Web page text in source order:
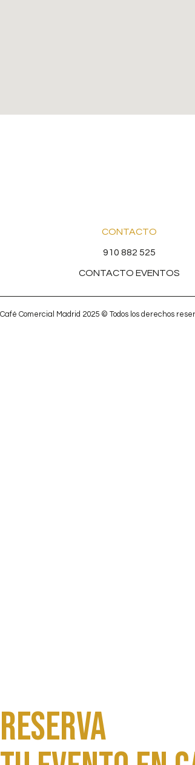
CONTACTO
910 882 525
CONTACTO EVENTOS
Café Comercial Madrid 2025 © Todos los derechos
Reserva